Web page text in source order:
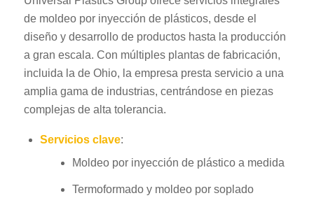
de moldeo por inyección de plásticos, desde el
diseño y desarrollo de productos hasta la producción
a gran escala. Con múltiples plantas de fabricación,
incluida la de Ohio, la empresa presta servicio a una
amplia gama de industrias, centrándose en piezas
complejas de alta tolerancia.
Servicios clave:
Moldeo por inyección de plástico a medida
Termoformado y moldeo por soplado